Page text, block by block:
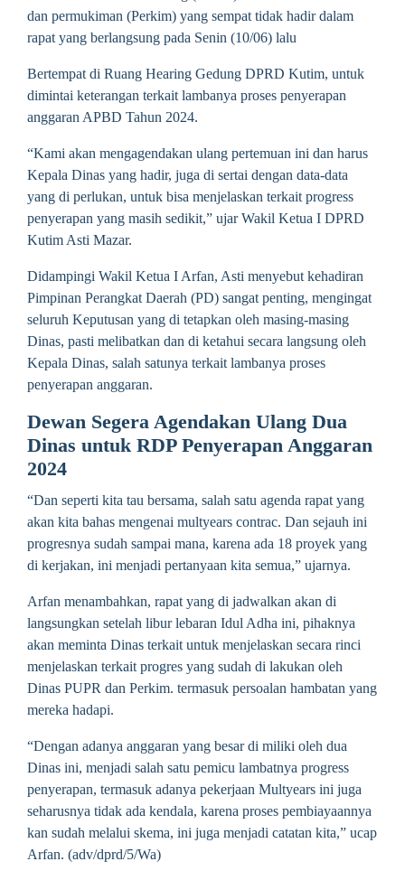
dan permukiman (Perkim) yang sempat tidak hadir dalam
rapat yang berlangsung pada Senin (10/06) lalu
Bertempat di Ruang Hearing Gedung DPRD Kutim, untuk
dimintai keterangan terkait lambanya proses penyerapan
anggaran APBD Tahun 2024.
“Kami akan mengagendakan ulang pertemuan ini dan harus
Kepala Dinas yang hadir, juga di sertai dengan data-data
yang di perlukan, untuk bisa menjelaskan terkait progress
penyerapan yang masih sedikit,” ujar Wakil Ketua I DPRD
Kutim Asti Mazar.
Didampingi Wakil Ketua I Arfan, Asti menyebut kehadiran
Pimpinan Perangkat Daerah (PD) sangat penting, mengingat
seluruh Keputusan yang di tetapkan oleh masing-masing
Dinas, pasti melibatkan dan di ketahui secara langsung oleh
Kepala Dinas, salah satunya terkait lambanya proses
penyerapan anggaran.
Dewan Segera Agendakan Ulang Dua
Dinas untuk RDP Penyerapan Anggaran
2024
“Dan seperti kita tau bersama, salah satu agenda rapat yang
akan kita bahas mengenai multyears contrac. Dan sejauh ini
progresnya sudah sampai mana, karena ada 18 proyek yang
di kerjakan, ini menjadi pertanyaan kita semua,” ujarnya.
Arfan menambahkan, rapat yang di jadwalkan akan di
langsungkan setelah libur lebaran Idul Adha ini, pihaknya
akan meminta Dinas terkait untuk menjelaskan secara rinci
menjelaskan terkait progres yang sudah di lakukan oleh
Dinas PUPR dan Perkim. termasuk persoalan hambatan yang
mereka hadapi.
“Dengan adanya anggaran yang besar di miliki oleh dua
Dinas ini, menjadi salah satu pemicu lambatnya progress
penyerapan, termasuk adanya pekerjaan Multyears ini juga
seharusnya tidak ada kendala, karena proses pembiayaannya
kan sudah melalui skema, ini juga menjadi catatan kita,” ucap
Arfan. (adv/dprd/5/Wa)